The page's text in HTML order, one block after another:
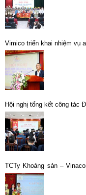
Vimico triển khai nhiệm vụ
Hội nghị tổng kết công tác
TCTy Khoáng sản –
Quân đội nhân dân VN và